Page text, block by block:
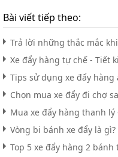
Bài viết tiếp theo:
Trả lời những thắc mắc
Xe đẩy hàng tự chế - Tiết
Tips sử dụng xe đẩy hàng
Chọn mua xe đẩy đi chợ
Mua xe đẩy hàng thanh lý
Vòng bi bánh xe đẩy là
Top 5 xe đẩy hàng 2